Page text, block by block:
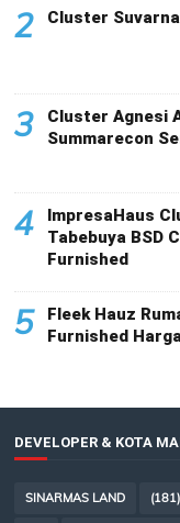
2 Cluster
3
Cluster Agnesi
Summarecon
4
ImpresaHaus
Tabebuya BSD
Furnished
5
Fleek Hauz
Furnished
DEVELOPER & KOTA
SINARMAS LAND (181)